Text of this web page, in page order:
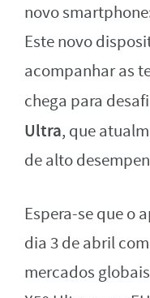
novo
Este novo
acompanhar as
chega para
Ultra, que
de alto
Espera-se que o
dia 3 de abril
mercados